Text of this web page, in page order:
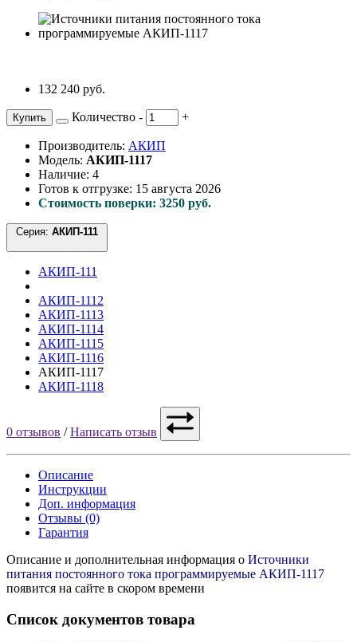
132 240 руб.
Купить Количество - +
Производитель: АКИП
Модель: АКИП-1117
Наличие: 4
Готов к отгрузке: 15 августа 2026
Стоимость поверки: 3250 руб.
Серия:
АКИП-111
АКИП-1112
АКИП-1113
АКИП-1114
АКИП-1115
АКИП-1116
АКИП-1117
АКИП-1118
0 отзывов /Написать отзыв
Описание
Инструкции
Доп. информация
Отзывы (0)
Гарантия
Описание и дополнительная информация о Источники
питания постоянного тока программируемые АКИП-1117
появится на сайте в скором времени
Список документов товара